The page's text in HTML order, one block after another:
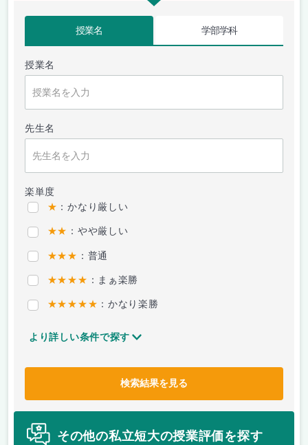
授業名 学部学科
授業名
先生名
楽単度
★ ：かなり厳しい
★★ ：やや厳しい
★★★ ：普通
★★★★ ：まぁ楽勝
★★★★★ ：かなり楽勝
より詳しい条件で探す
検索結果を見る
その他の私立短大の授業評価を探す